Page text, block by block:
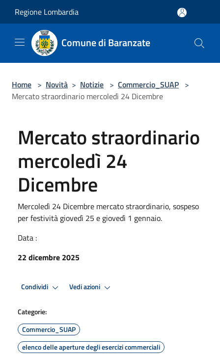
Regione Lombardia
Comune di Baranzate
Home > Novità > Notizie > Commercio_SUAP >
Mercato straordinario mercoledì 24 Dicembre
Mercato straordinario
mercoledì 24
Dicembre
Mercoledì 24 Dicembre mercato straordinario, sospeso
per festività giovedì 25 e giovedì 1 gennaio.
Data :
22 dicembre 2025
Condividi Vedi azioni
Categorie:
Commercio_SUAP
elenco delle aperture degli esercizi commerciali